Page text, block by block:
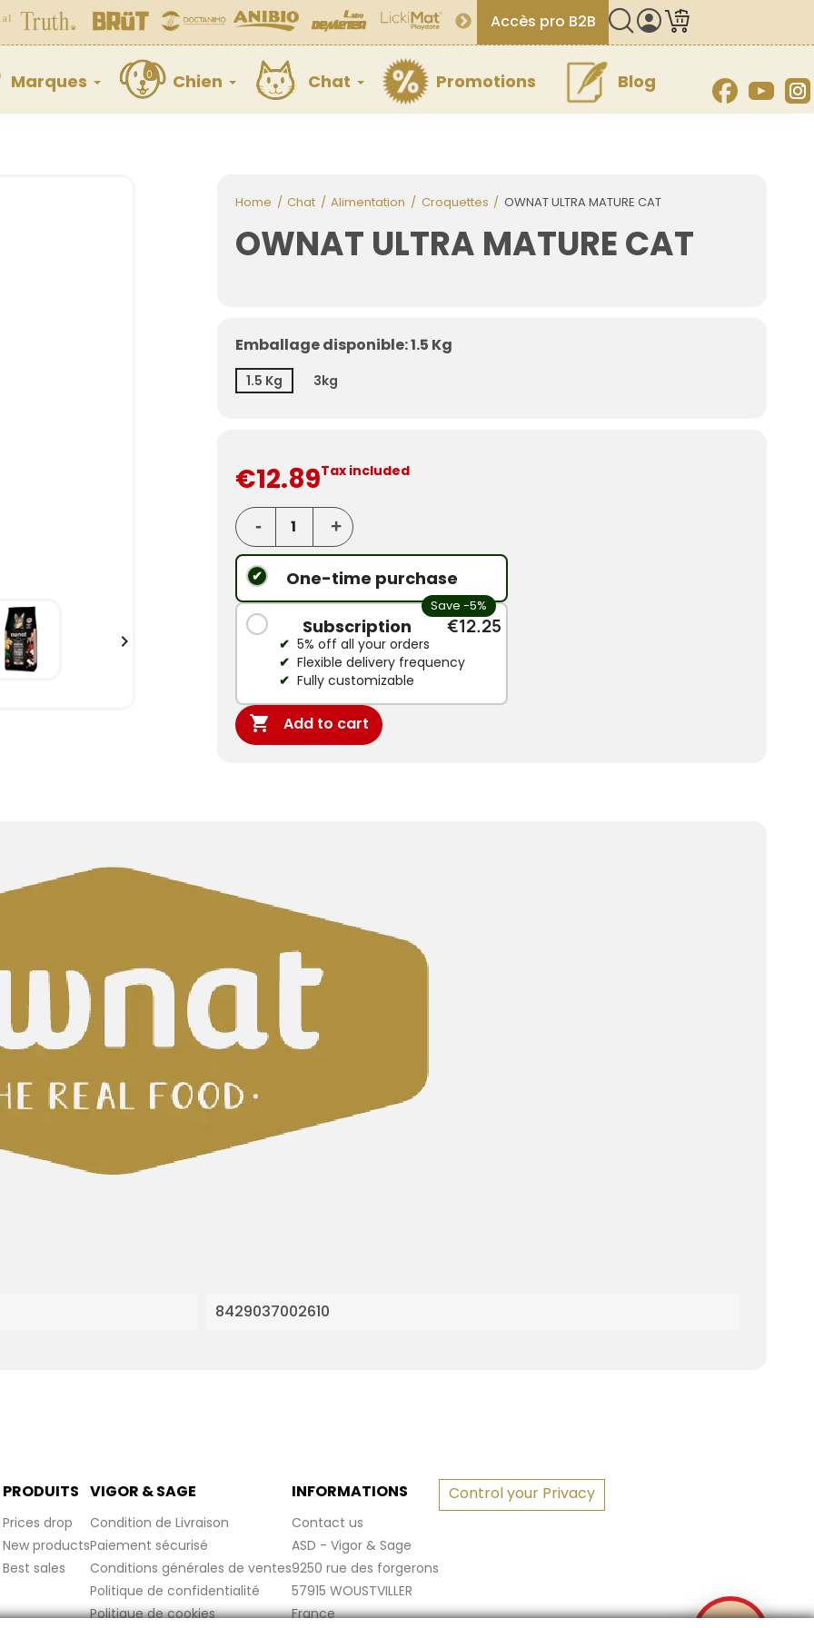
Accès pro B2B
Marques Chien Chat Promotions Blog Facebook

Home Chat Alimentation Croquettes OWNAT ULTRA MATURE CAT
OWNAT ULTRA MATURE CAT
Emballage disponible: 1.5 Kg
1.5 Kg 3kg
€12.89Tax included
One-time purchase
Save -5%
Subscription €12.25
5% off all your orders
Flexible delivery frequency
Fully customizable
 Add to cart
8429037002610
PRODUITS
Prices drop
New products
Best sales
VIGOR & SAGE
Condition de Livraison
Paiement sécurisé
Conditions générales de ventes
Politique de confidentialité
Politique de cookies
INFORMATIONS
Contact us
ASD - Vigor & Sage
9250 rue des forgerons
57915 WOUSTVILLER
France
Control your Privacy